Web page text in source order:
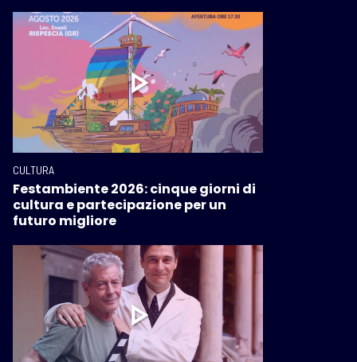
CULTURA
Festambiente 2026: cinque giorni di
cultura e partecipazione per un
futuro migliore